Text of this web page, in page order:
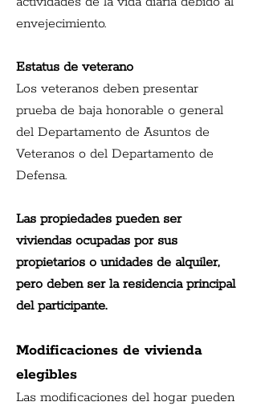
envejecimiento.
Estatus de veterano
Los veteranos deben presentar
prueba de baja honorable o general
del Departamento de Asuntos de
Veteranos o del Departamento de
Defensa.
Las propiedades pueden ser
viviendas ocupadas por sus
propietarios o unidades de alquiler,
pero deben ser la residencia principal
del participante.
Modificaciones de vivienda
elegibles
Las modificaciones del hogar pueden